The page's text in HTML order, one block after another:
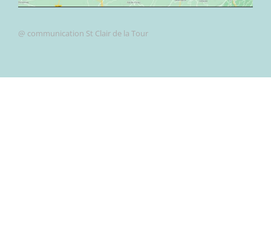
@ communication St Clair de la Tour